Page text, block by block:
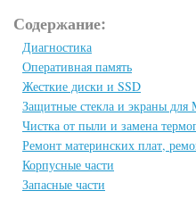
Содержание:
Диагностика
Оперативная память
Жесткие диски и SSD
Защитные стекла и экраны для
Чистка от пыли и замена
Ремонт материнских плат,
Корпусные части
Запасные части